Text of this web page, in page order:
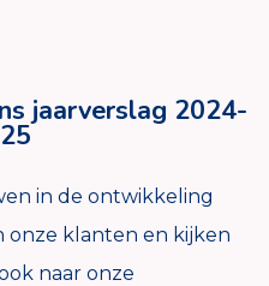
jaarverslag 2024-
in de ontwikkeling
onze klanten en kijken
naar onze